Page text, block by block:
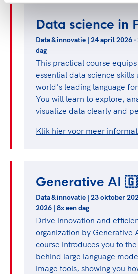
Data science
Data & innovatie | 24 april 2026
dag
This practical course
essential data science skills
world’s leading language
You will learn to explore,
visualize data clearly and
Klik hier voor meer
Generative AI
Data & innovatie | 23 oktober
2026 | 8x een dag
Drive innovation and
organization by Generative
course introduces you to
behind large language
image tools, showing you